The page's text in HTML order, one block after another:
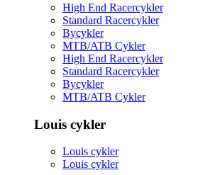
High End Racercykler
Standard Racercykler
Bycykler
MTB/ATB Cykler
High End Racercykler
Standard Racercykler
Bycykler
MTB/ATB Cykler
Louis cykler
Louis cykler
Louis cykler